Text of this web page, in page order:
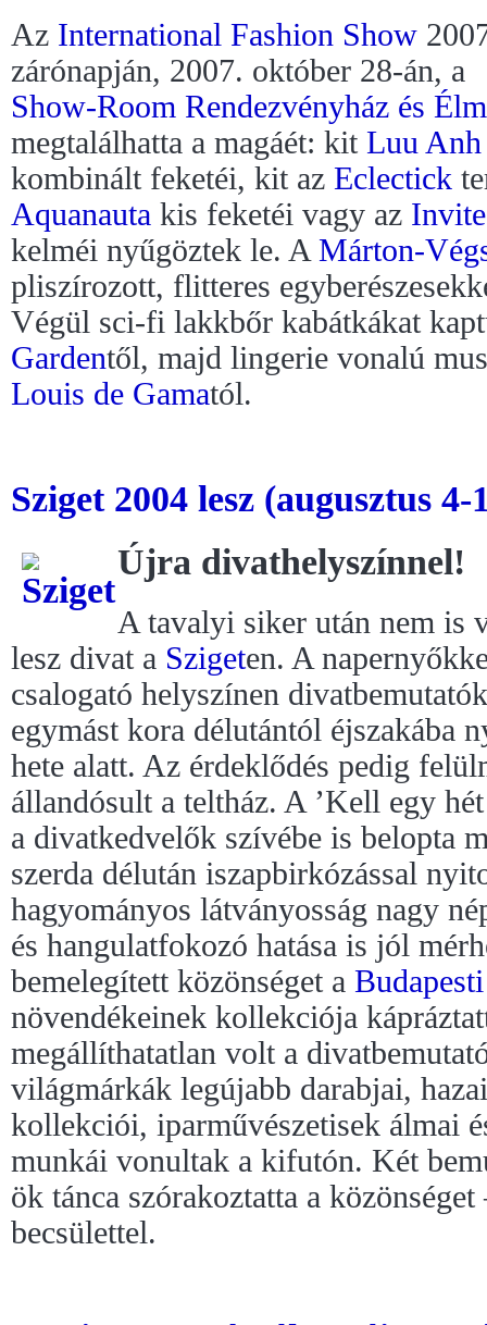
Az International Fashion Show
zárónapján, 2007. október 28-án, a
Show-Room Rendezvényház és
megtalálhatta a magáét: kit Luu Anh
kombinált feketéi, kit az Eclectick
Aquanauta kis feketéi vagy az
kelméi nyűgöztek le. A Márton-
pliszírozott, flitteres
Végül sci-fi lakkbőr kabátkákat
Gardentől, majd lingerie vonalú
Louis de Gamatól.
Sziget 2004 lesz (augusztus 4-
Újra divathelyszínnel!
A tavalyi siker után nem is
lesz divat a Szigeten. A
csalogató helyszínen
egymást kora délutántól éjszakába
hete alatt. Az érdeklődés pedig
állandósult a teltház. A ’Kell egy
a divatkedvelők szívébe is belopta
szerda délután iszapbirkózással
hagyományos látványosság nagy
és hangulatfokozó hatása is jól
bemelegített közönséget a
növendékeinek kollekciója
megállíthatatlan volt a
világmárkák legújabb darabjai,
kollekciói, iparművészetisek álmai
munkái vonultak a kifutón. Két
ök tánca szórakoztatta a
becsülettel.